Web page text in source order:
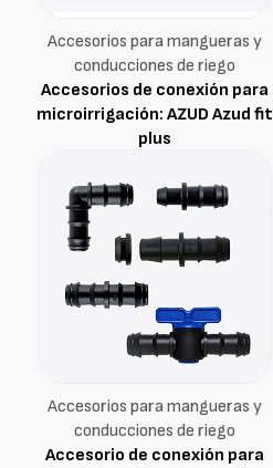
Accesorios para mangueras y
conducciones de riego
Accesorios de conexión para
microirrigación: AZUD Azud fit
plus
Accesorios para mangueras y
conducciones de riego
Accesorio de conexión para